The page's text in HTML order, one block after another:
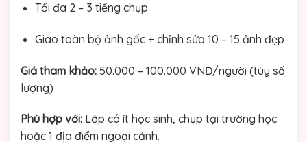
Tối đa 2 – 3 tiếng chụp
Giao toàn bộ ảnh gốc + chỉnh sửa 10 – 15 ảnh đẹp
Giá tham khảo: 50.000 – 100.000 VNĐ/người (tùy số
lượng)
Phù hợp với: Lớp có ít học sinh, chụp tại trường học
hoặc 1 địa điểm ngoại cảnh.